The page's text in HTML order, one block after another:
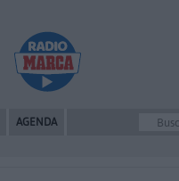
AGENDA